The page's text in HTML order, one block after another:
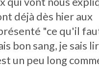
déjà dès hier aux
"ce qu'il
bon sang, je sais
un peu long